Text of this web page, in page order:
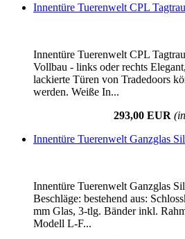
Innentüre Tuerenwelt CPL
Innentüre Tuerenwelt CPL
Vollbau - links oder rechts
lackierte Türen von Tradedoors
werden. Weiße In...
293,00 EUR
Innentüre Tuerenwelt Ganzglas
Innentüre Tuerenwelt Ganzglas
Beschläge: bestehend aus:
mm Glas, 3-tlg. Bänder inkl.
Modell L-F...